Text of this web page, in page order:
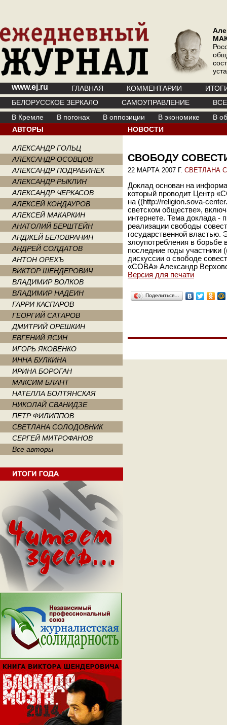
www.ej.ru ГЛАВНАЯ КОММЕНТАРИИ
БЕЛОРУССКОЕ ЗЕРКАЛО
САМОУПРАВЛЕНИЕ
В Кремле
В погонах В оппозиции В экономике
В
АВТОРЫ
АЛЕКСАНДР ГОЛЬЦ
АЛЕКСАНДР ОСОВЦОВ
АЛЕКСАНДР ПОДРАБИНЕК
АЛЕКСАНДР РЫКЛИН
АЛЕКСАНДР ЧЕРКАСОВ
АЛЕКСЕЙ КОНДАУРОВ
АЛЕКСЕЙ МАКАРКИН
АНАТОЛИЙ БЕРШТЕЙН
АНДЖЕЙ БЕЛОВРАНИН
АНДРЕЙ СОЛДАТОВ
АНТОН ОРЕХЪ
ВИКТОР ШЕНДЕРОВИЧ
ВЛАДИМИР ВОЛКОВ
ВЛАДИМИР НАДЕИН
ГАРРИ КАСПАРОВ
ГЕОРГИЙ САТАРОВ
ДМИТРИЙ ОРЕШКИН
ЕВГЕНИЙ ЯСИН
ИГОРЬ ЯКОВЕНКО
ИННА БУЛКИНА
ИРИНА БОРОГАН
МАКСИМ БЛАНТ
НАТЕЛЛА БОЛТЯНСКАЯ
НИКОЛАЙ СВАНИДЗЕ
ПЕТР ФИЛИППОВ
СВЕТЛАНА СОЛОДОВНИК
СЕРГЕЙ МИТРОФАНОВ
Все авторы
НОВОСТИ
СВОБОДУ
22 МАРТА 2007 Г. СВЕТЛАНА
Доклад основан на
который проводит Центр
на ((http://religion.sova-
светском обществе»,
интернете. Тема доклада -
реализации свободы
государственной властью.
злоупотребления в борьбе
последние годы участники
дискуссии о свободе
«СОВА» Александр
Версия для печати
Поделиться…